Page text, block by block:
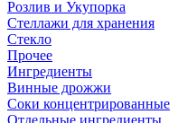
Розлив и Укупорка
Стеллажи для хранения
Стекло
Прочее
Ингредиенты
Винные дрожжи
Соки концентрированные
Отдельные ингредиенты